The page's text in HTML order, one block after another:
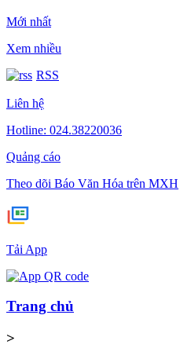
Mới nhất
Xem nhiều
RSS
Liên hệ
Hotline: 024.38220036
Quảng cáo
Theo dõi Báo Văn Hóa trên MXH
Tải App
Trang chủ
>